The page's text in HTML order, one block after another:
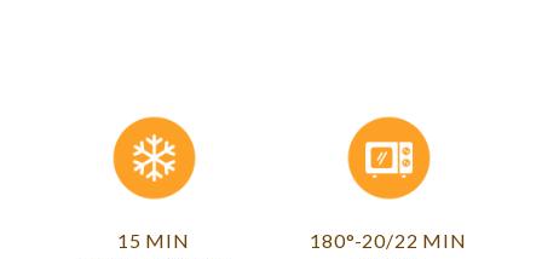
15 MIN 180°-20/22 MIN